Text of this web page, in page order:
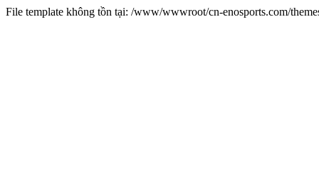
File template không tồn tại: /www/wwwroot/cn-enosports.com/